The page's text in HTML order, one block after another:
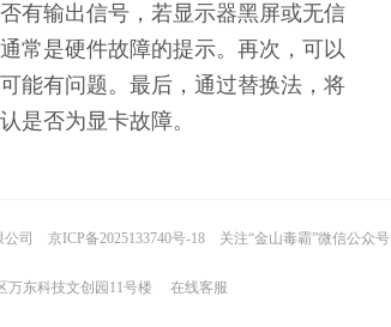
有输出信号，若显示器黑屏或无信
常是硬件故障的提示。再次，可以
能有问题。最后，通过替换法，将
是否为显卡故障。
司 京ICP备2025133740号-18 关注“金山毒霸”微信公众号
万东科技文创园11号楼 在线客服